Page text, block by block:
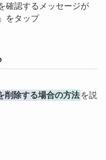
確認するメッセージが
をタップ
削除する場合の方法 を説